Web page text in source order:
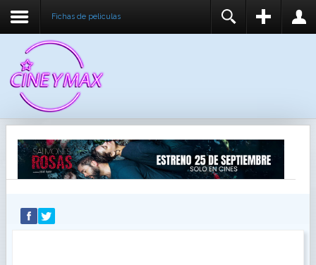
Fichas de peliculas
RECUÉRDEME
IDENTIFICARSE
REGISTER